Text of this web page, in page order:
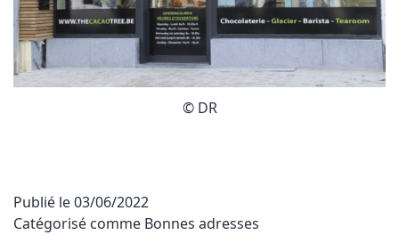
© DR
Publié le03/06/2022
Catégorisé comme Bonnes adresses